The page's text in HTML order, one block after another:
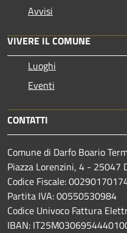
Avvisi
VIVERE IL COMUNE
Luoghi
Eventi
CONTATTI
Comune di Darfo Boario
Piazza Lorenzini, 4 - 25047
Codice Fiscale:
Partita IVA: 00550530984
Codice Univoco Fattura
IBAN: